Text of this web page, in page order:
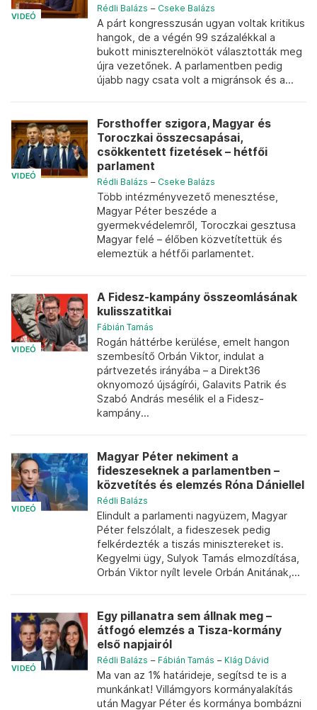
VIDEÓ
Rédli Balázs – Cseke Balázs
A párt kongresszusán ugyan voltak kritikus
hangok, de a végén 99 százalékkal a
bukott miniszterelnököt választották meg
újra vezetőnek. A parlamentben pedig
újabb nagy csata volt a migránsok és a...
VIDEÓ
Forsthoffer szigora, Magyar és
Toroczkai összecsapásai,
csökkentett fizetések – hétfői
parlament
Rédli Balázs – Cseke Balázs
Több intézményvezető menesztése,
Magyar Péter beszéde a
gyermekvédelemről, Toroczkai gesztusa
Magyar felé – élőben közvetítettük és
elemeztük a hétfői parlamentet.
VIDEÓ
A Fidesz-kampány összeomlásának
kulisszatitkai
Fábián Tamás
Rogán háttérbe kerülése, emelt hangon
szembesítő Orbán Viktor, indulat a
pártvezetés irányába – a Direkt36
oknyomozó újságírói, Galavits Patrik és
Szabó András mesélik el a Fidesz-
kampány...
VIDEÓ
Magyar Péter nekiment a
fideszeseknek a parlamentben –
közvetítés és elemzés Róna Dániellel
Rédli Balázs
Elindult a parlamenti nagyüzem, Magyar
Péter felszólalt, a fideszesek pedig
felkérdezték a tiszás minisztereket is.
Kegyelmi ügy, Sulyok Tamás elmozdítása,
Orbán Viktor nyílt levele Orbán Anitának,...
VIDEÓ
Egy pillanatra sem állnak meg –
átfogó elemzés a Tisza-kormány
első napjairól
Rédli Balázs – Fábián Tamás – Klág Dávid
Ma van az 1% határideje, segítsd te is a
munkánkat! Villámgyors kormányalakítás
után Magyar Péter és kormánya bombázni